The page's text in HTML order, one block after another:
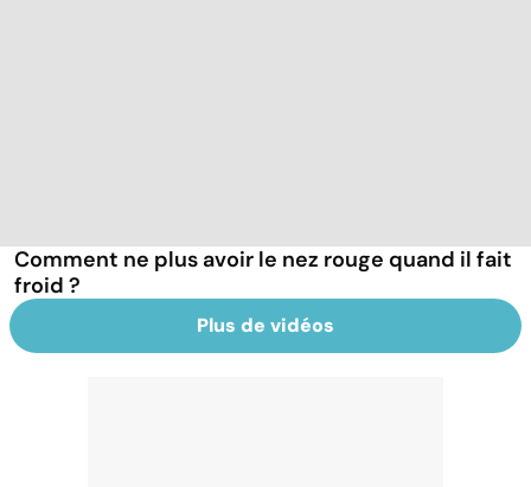
Comment ne plus avoir le nez rouge quand il fait
froid ?
Plus de vidéos